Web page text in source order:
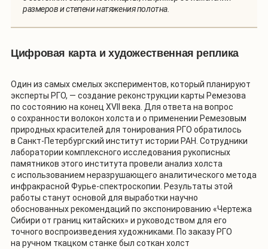
размеров и степени натяжения полотна.
Цифровая карта и художественная реплика
Один из самых смелых экспериментов, который планируют
эксперты РГО, — создание реконструкции карты Ремезова
по состоянию на конец XVII века. Для ответа на вопрос
о сохранности волокон холста и о применении Ремезовым
природных красителей для тонирования РГО обратилось
в Санкт-Петербургский институт истории РАН. Сотрудники
лаборатории комплексного исследования рукописных
памятников этого института провели анализ холста
с использованием неразрушающего аналитического метода
инфракрасной Фурье-спектроскопии. Результаты этой
работы станут основой для выработки научно
обоснованных рекомендаций по экспонированию «Чертежа
Сибири от границ китайских» и руководством для его
точного воспроизведения художниками. По заказу РГО
на ручном ткацком станке был соткан холст